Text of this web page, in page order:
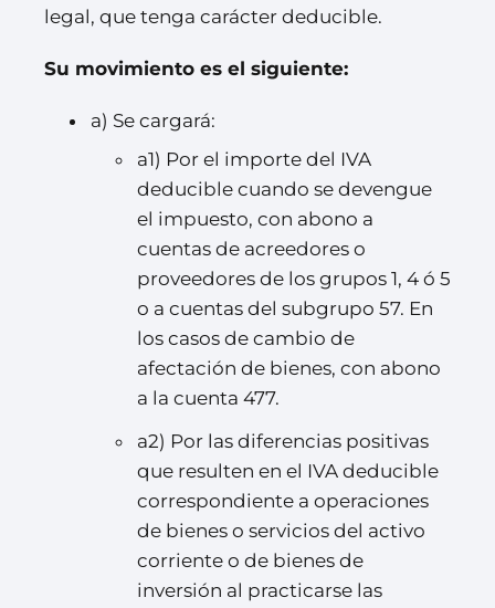
legal, que tenga carácter deducible.
Su movimiento es el siguiente:
a) Se cargará:
a1) Por el importe del IVA
deducible cuando se devengue
el impuesto, con abono a
cuentas de acreedores o
proveedores de los grupos 1, 4 ó 5
o a cuentas del subgrupo 57. En
los casos de cambio de
afectación de bienes, con abono
a la cuenta 477.
a2) Por las diferencias positivas
que resulten en el IVA deducible
correspondiente a operaciones
de bienes o servicios del activo
corriente o de bienes de
inversión al practicarse las